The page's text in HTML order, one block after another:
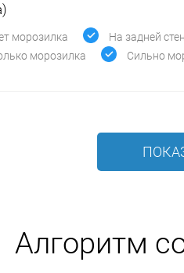
морозилка На задней
морозилка Сильно
Алгоритм